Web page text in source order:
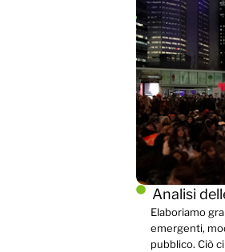
Analisi
Elaboriamo
emergenti,
pubblico. Ciò